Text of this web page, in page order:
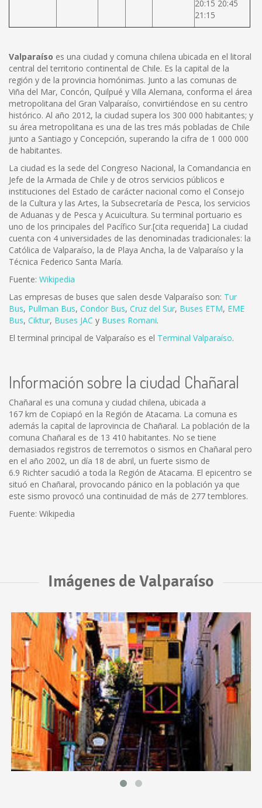
20:15 20:45
21:15
Valparaíso es una ciudad y comuna chilena ubicada en el litoral
central del territorio continental de Chile. Es la capital de la
región y de la provincia homónimas. Junto a las comunas de
Viña del Mar, Concón, Quilpué y Villa Alemana, conforma el área
metropolitana del Gran Valparaíso, convirtiéndose en su centro
histórico. Al año 2012, la ciudad supera los 300 000 habitantes; y
su área metropolitana es una de las tres más pobladas de Chile
junto a Santiago y Concepción, superando la cifra de 1 000 000
de habitantes.
La ciudad es la sede del Congreso Nacional, la Comandancia en
Jefe de la Armada de Chile y de otros servicios públicos e
instituciones del Estado de carácter nacional como el Consejo
de la Cultura y las Artes, la Subsecretaría de Pesca, los servicios
de Aduanas y de Pesca y Acuicultura. Su terminal portuario es
uno de los principales del Pacífico Sur.[cita requerida] La ciudad
cuenta con 4 universidades de las denominadas tradicionales: la
Católica de Valparaíso, la de Playa Ancha, la de Valparaíso y la
Técnica Federico Santa María.
Fuente: Wikipedia
Las empresas de buses que salen desde Valparaíso son: Tur
Bus, Pullman Bus, Condor Bus, Cruz del Sur, Buses ETM, EME
Bus, Ciktur, Buses JAC y Buses Romani.
El terminal principal de Valparaíso es el Terminal Valparaíso.
Información sobre la ciudad Chañaral
Chañaral es una comuna y ciudad chilena, ubicada a
167 km de Copiapó en la Región de Atacama. La comuna es
además la capital de laprovincia de Chañaral. La población de la
comuna Chañaral es de 13 410 habitantes. No se tiene
demasiados registros de terremotos o sismos en Chañaral pero
en el año 2002, un día 18 de abril, un fuerte sismo de
6.9 Richter sacudió a toda la Región de Atacama. El epicentro se
situó en Chañaral, provocando pánico en la población ya que
este sismo provocó una continuidad de más de 277 temblores.
Fuente: Wikipedia
Imágenes de Valparaíso